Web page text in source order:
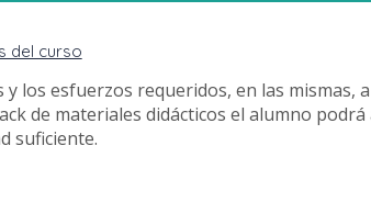
del curso
los esfuerzos requeridos, en las
de materiales didácticos el alumno
suficiente.